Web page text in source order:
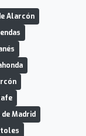
Alarcón
Madrid